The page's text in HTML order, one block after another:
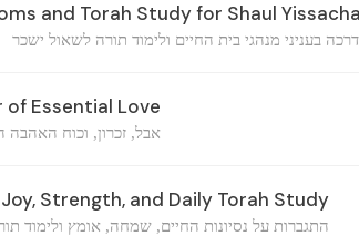
and Torah Study for Shaul
בעניני מנהגי בית החיים ולימוד תורה לשאול ישכר
of Essential Love
אבל, זכרון, וכוח האהבה
Strength, and Daily Torah Study
התגברות על נסיונות החיים, שמחה, אומץ ולימוד